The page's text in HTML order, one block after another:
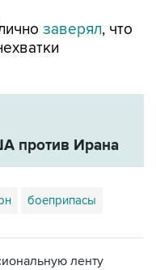
заверял, что
против Ирана
боеприпасы
ленту